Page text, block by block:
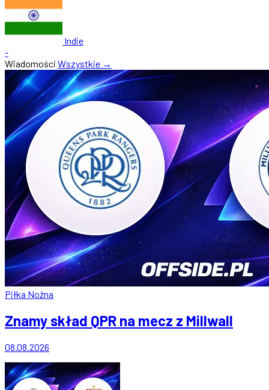
Indie
-
Wiadomości Wszystkie →
Piłka Nożna
Znamy skład QPR na mecz z Millwall
08.08.2026